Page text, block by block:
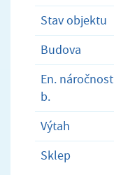
Stav objektu
Budova
En. náročnost
b.
Výtah
Sklep